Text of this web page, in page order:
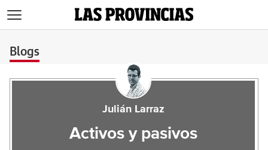
Blogs
Julián Larraz
Activos y pasivos